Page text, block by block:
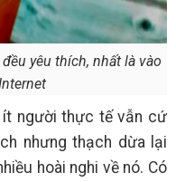
yêu thích, nhất là vào
người thực tế vẫn cứ
nhưng thạch dừa lại
hoài nghi về nó. Có